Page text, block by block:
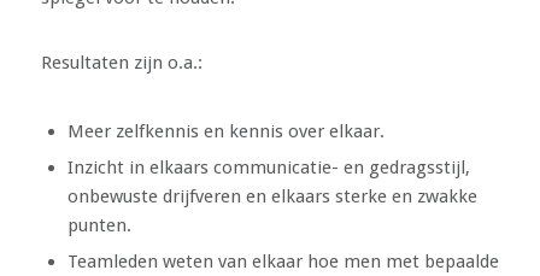
Resultaten zijn o.a.:
Meer zelfkennis en kennis over elkaar.
Inzicht in elkaars communicatie- en gedragsstijl,
onbewuste drijfveren en elkaars sterke en zwakke
punten.
Teamleden weten van elkaar hoe men met bepaalde